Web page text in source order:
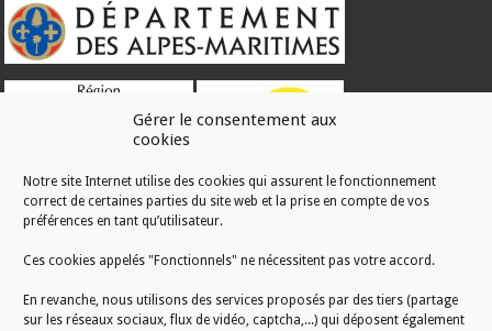
Gérer le consentement aux
cookies
Notre site Internet utilise des cookies qui assurent le fonctionnement
correct de certaines parties du site web et la prise en compte de vos
préférences en tant qu’utilisateur.
Ces cookies appelés "Fonctionnels" ne nécessitent pas votre accord.
En revanche, nous utilisons des services proposés par des tiers (partage
sur les réseaux sociaux, flux de vidéo, captcha,...) qui déposent également
RÉALISATION